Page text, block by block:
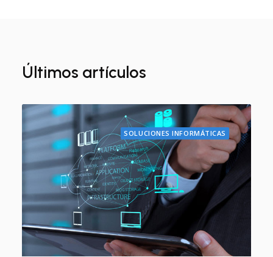
Últimos artículos
SOLUCIONES INFORMÁTICAS